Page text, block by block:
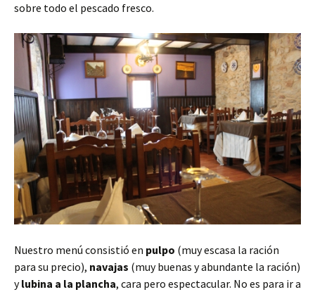
sobre todo el pescado fresco.
Nuestro menú consistió en pulpo (muy escasa la ración
para su precio), navajas (muy buenas y abundante la ración)
ylubina a la plancha, cara pero espectacular. No es para ir a